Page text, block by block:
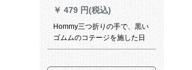
￥ 479 円(税込)
Hommy三つ折りの手で、黒い
ゴムムのコテージを施した日
伞の日烧けを防止する紫外线